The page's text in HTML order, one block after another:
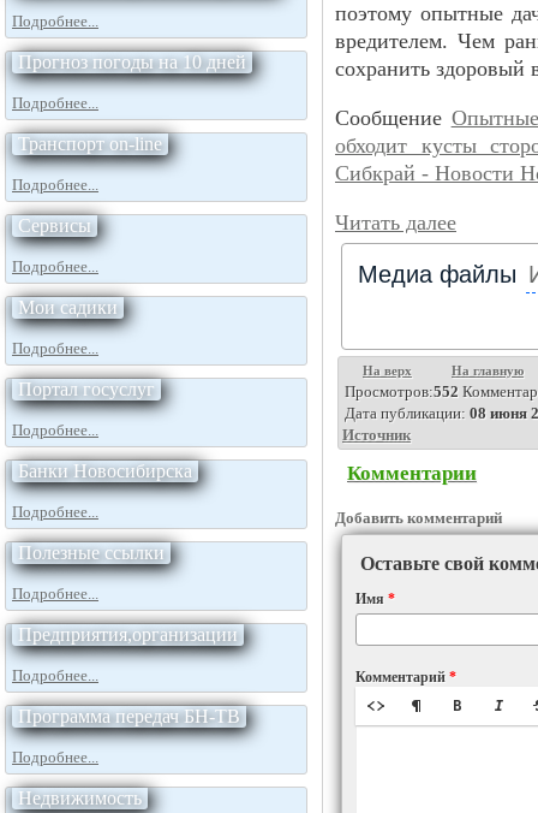
Подробнее...
Прогноз погоды на 10 дней
Подробнее...
Транспорт on-line
Подробнее...
Сервисы
Подробнее...
Мои садики
Подробнее...
Портал госуслуг
Подробнее...
Банки Новосибирска
Подробнее...
Полезные ссылки
Подробнее...
Предприятия,организации
Подробнее...
Программа передач БН-ТВ
Подробнее...
Недвижимость
поэтому опытные
вредителем. Чем
сохранить
Сообщение
обходит кусты
Сибкрай - Новости
Читать далее
Медиа файлы
На верх На главную
Просмотров:552
Дата публикации: 08 июня
Источник
Комментарии
Добавить комментарий
Оставьте свой
Имя *
Комментарий *